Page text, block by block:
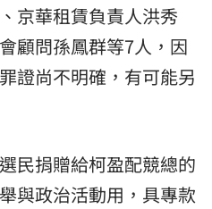
京華租賃負責人洪秀
顧問孫鳳群等7人，因
證尚不明確，有可能另
民捐贈給柯盈配競總的
與政治活動用，具專款